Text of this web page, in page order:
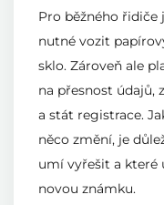
Pro běžného
nutné vozit
sklo. Zároveň ale
na přesnost údajů,
a stát registrace.
něco změní, je
umí vyřešit a které
novou známku.